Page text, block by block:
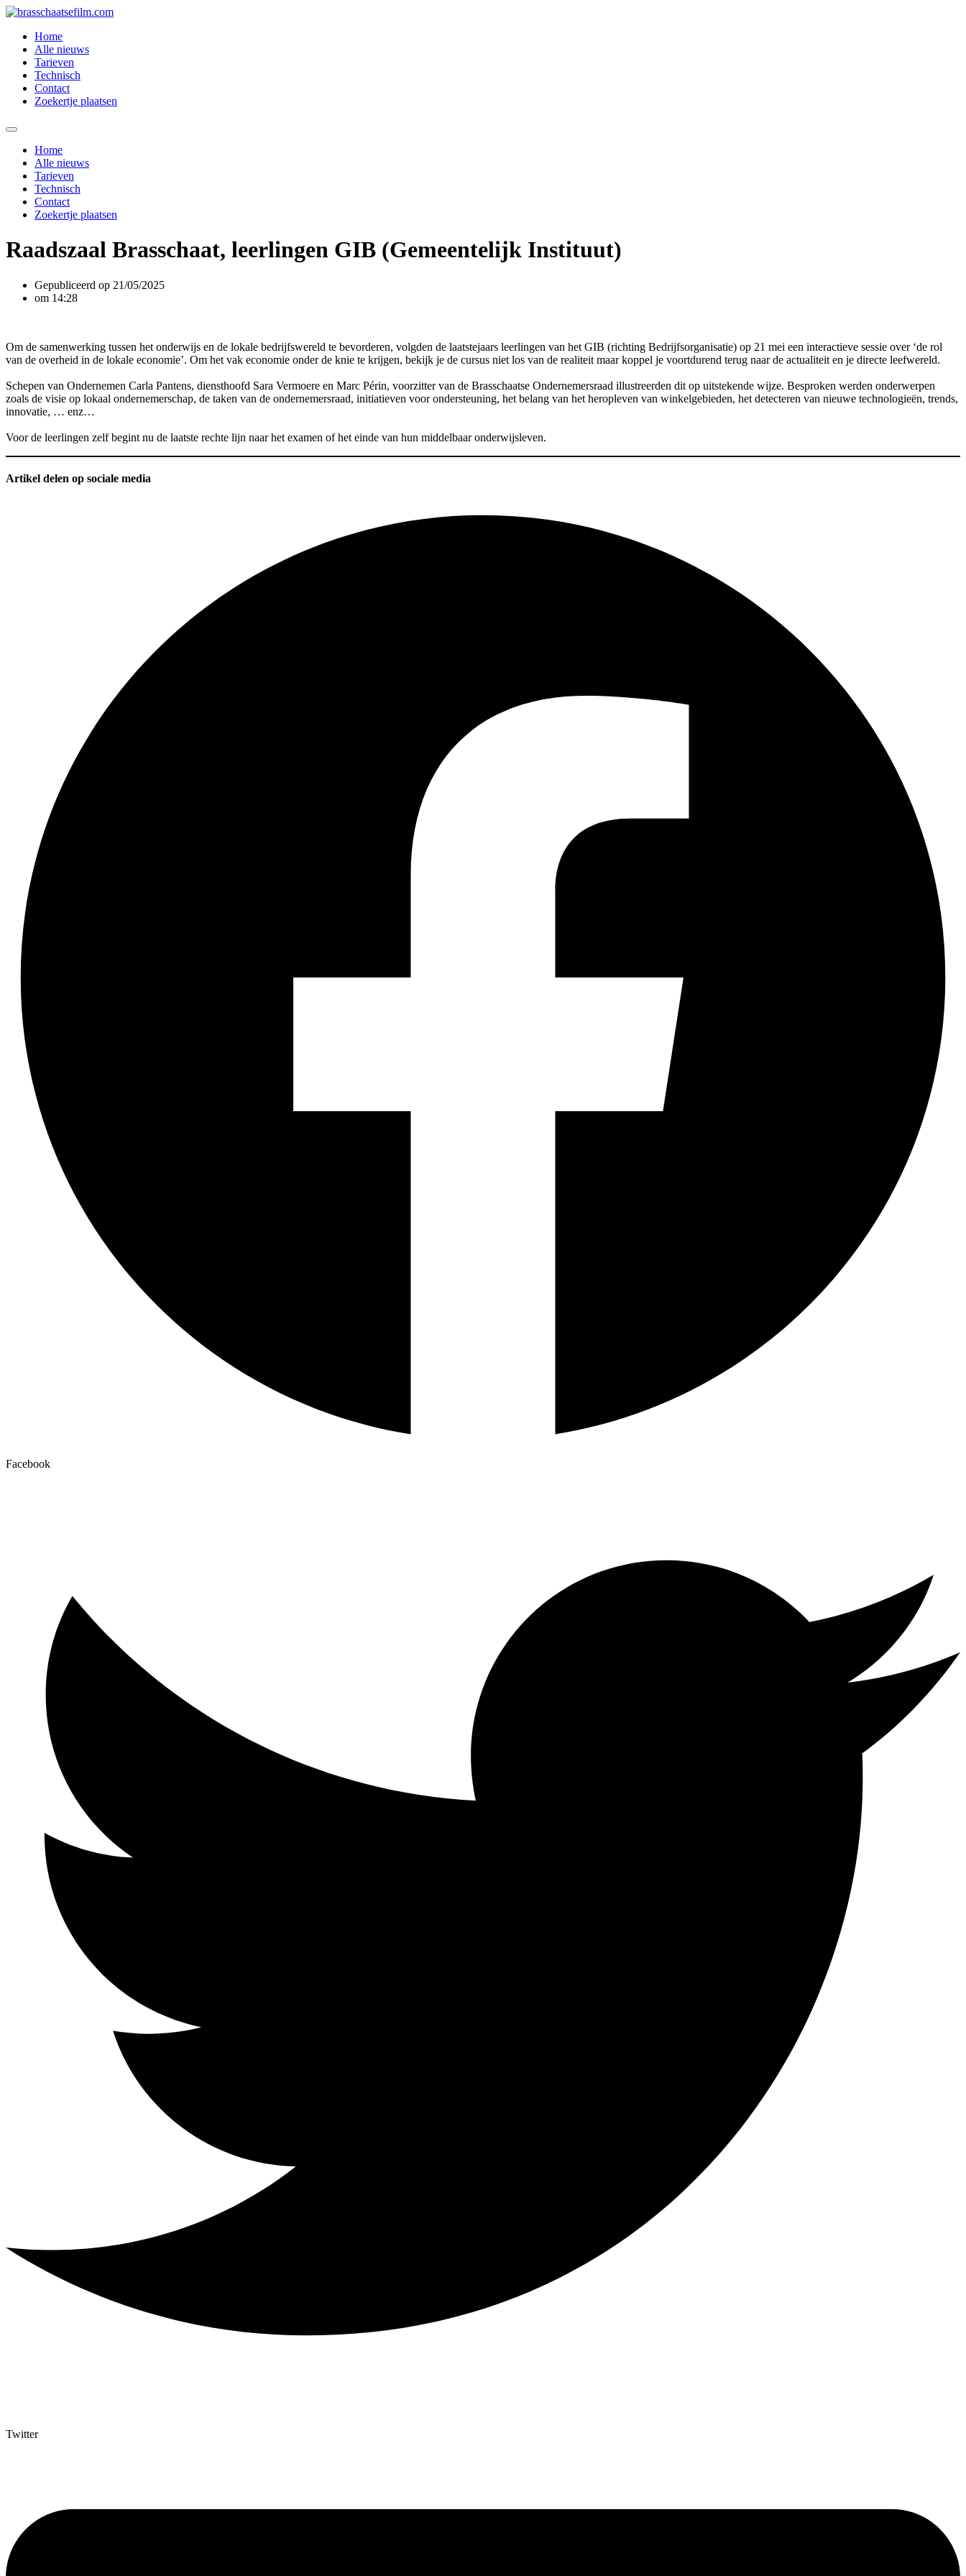
Spring
inhoud
Home
Alle nieuws
Tarieven
Technisch
Contact
Zoekertje plaatsen
Home
Alle nieuws
Tarieven
Technisch
Contact
Zoekertje plaatsen
Raadszaal Brasschaat, leerlingen GIB (Gemeentelijk Instituut)
Gepubliceerd op 21/05/2025
om 14:28
Om de samenwerking tussen het onderwijs en de lokale bedrijfswereld te bevorderen, volgden de laatstejaars leerlingen van het GIB (richting Bedrijfsorganisatie) op 21 mei een interactieve sessie over ‘de rol
van de overheid in de lokale economie’. Om het vak economie onder de knie te krijgen, bekijk je de cursus niet los van de realiteit maar koppel je voortdurend terug naar de actualiteit en je directe leefwereld.
Schepen van Ondernemen Carla Pantens, diensthoofd Sara Vermoere en Marc Périn, voorzitter van de Brasschaatse Ondernemersraad illustreerden dit op uitstekende wijze. Besproken werden onderwerpen
zoals de visie op lokaal ondernemerschap, de taken van de ondernemersraad, initiatieven voor ondersteuning, het belang van het heropleven van winkelgebieden, het detecteren van nieuwe technologieën, trends,
innovatie, … enz…
Voor de leerlingen zelf begint nu de laatste rechte lijn naar het examen of het einde van hun middelbaar onderwijsleven.
Artikel delen op sociale media
Facebook
Twitter